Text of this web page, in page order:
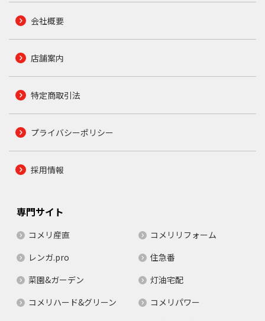
会社概要
店舗案内
特定商取引法
プライバシーポリシー
採用情報
専門サイト
コメリ産直
コメリリフォーム
レンガ.pro
住急番
菜園&ガーデン
灯油宅配
コメリハード&グリーン
コメリパワー